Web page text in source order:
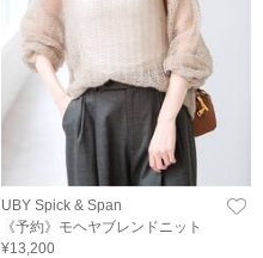
UBY Spick & Span
《予約》モヘヤブレンドニット
¥13,200